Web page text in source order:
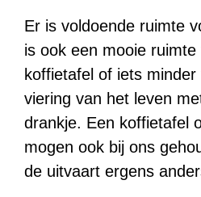
Er is voldoende ruimte
is ook een mooie ruimte
koffietafel of iets
viering van het leven
drankje. Een koffietafel
mogen ook bij ons
de uitvaart ergens